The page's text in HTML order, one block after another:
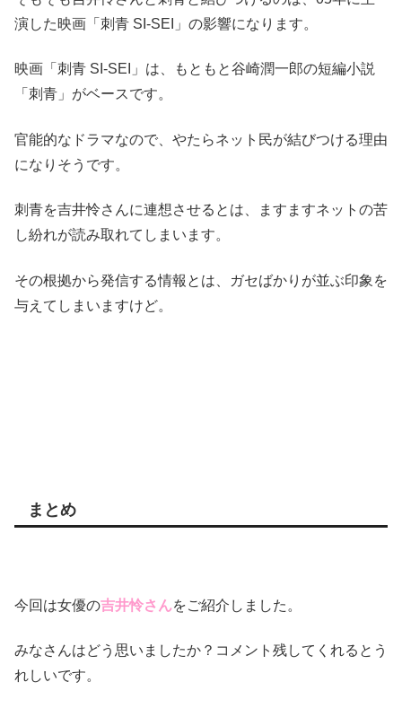
演した映画「刺青 SI-SEI」の影響になります。
映画「刺青 SI-SEI」は、もともと谷崎潤一郎の短編小説
「刺青」がベースです。
官能的なドラマなので、やたらネット民が結びつける理由
になりそうです。
刺青を吉井怜さんに連想させるとは、ますますネットの苦
し紛れが読み取れてしまいます。
その根拠から発信する情報とは、ガセばかりが並ぶ印象を
与えてしまいますけど。
まとめ
今回は女優の吉井怜さんをご紹介しました。
みなさんはどう思いましたか？コメント残してくれるとう
れしいです。